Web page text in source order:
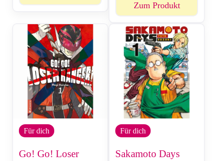
Zum Produkt
Für dich
Go! Go! Loser
Für dich
Sakamoto Days